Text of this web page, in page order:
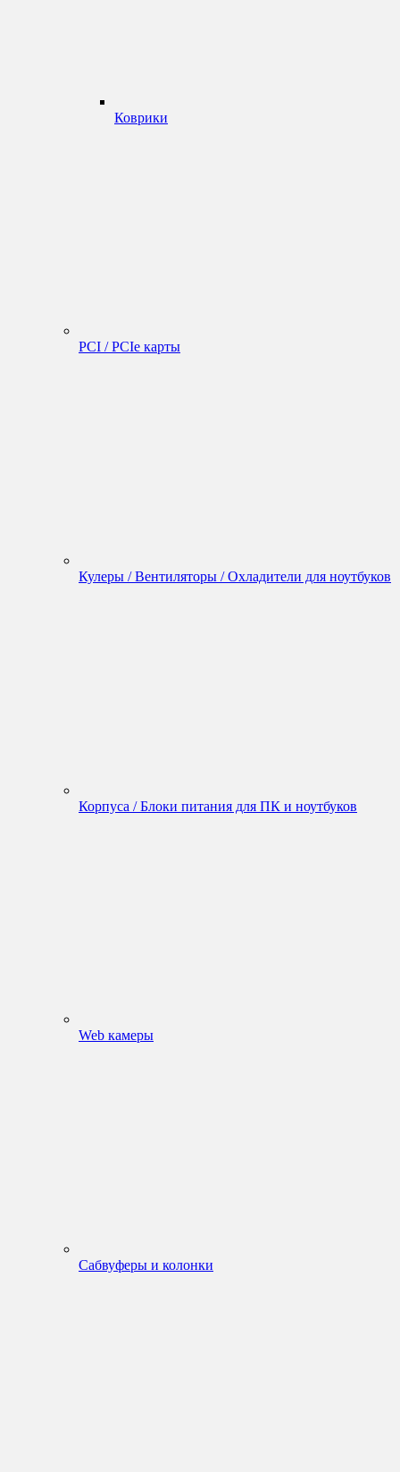
Коврики
PCI / PCIe карты
Кулеры / Вентиляторы / Охладители для ноутбуков
Корпуса / Блоки питания для ПК и ноутбуков
Web камеры
Сабвуферы и колонки